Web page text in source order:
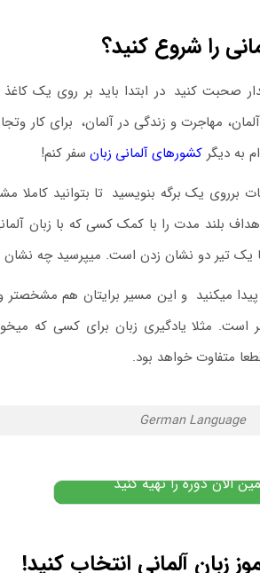
را شروع کنید؟
صحبت کنید در ابتدا باید بر روی یک
مهاجرت و زندگی در آلمان، برای کار
به دیگر کشورهای آلمانی زبان سفر کنم!
برروی یک برگه بنویسید تا بتوانید
بلند مدت را با کمک کسی که با زبان
یک تیر دو نشان زدن است. میپرسید چه
میکنید و این مسیر برایتان هم مشخصتر
است. مثلا یادگیری زبان برای کسی که
متفاوت خواهد بود.
German Language
زبان آلمانی
الان دوره را تهیه کنید
زبان آلمانی انتخاب کنید!